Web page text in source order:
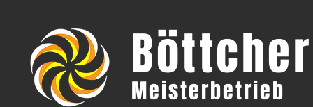
Meisterbetrieb